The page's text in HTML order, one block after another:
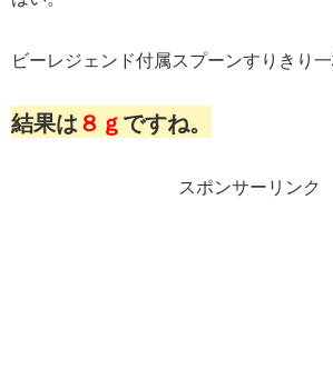
ビーレジェンド付属スプーンすりきり
結果は８ｇですね。
スポンサーリンク